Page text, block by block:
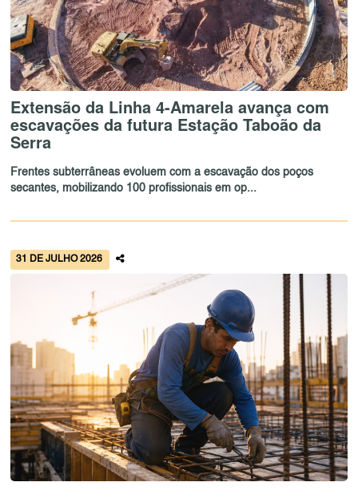
Extensão da Linha 4-Amarela avança com
escavações da futura Estação Taboão da
Serra
Frentes subterrâneas evoluem com a escavação dos poços
secantes, mobilizando 100 profissionais em op...
31 DE JULHO 2026